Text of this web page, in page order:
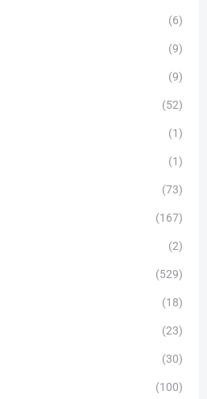
(6)
(9)
(9)
(52)
(1)
(1)
(73)
(167)
(2)
(529)
(18)
(23)
(30)
(100)